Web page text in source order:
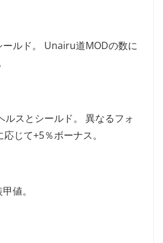
ルド。 Unairu道MODの数に
ルスとシールド。 異なるフォ
じて+5％ボーナス。
値。